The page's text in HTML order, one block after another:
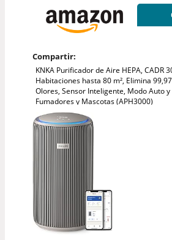
Compartir:
KNKA Purificador de Aire HEPA, CADR
Habitaciones hasta 80 m², Elimina
Olores, Sensor Inteligente, Modo Auto y
Fumadores y Mascotas (APH3000)